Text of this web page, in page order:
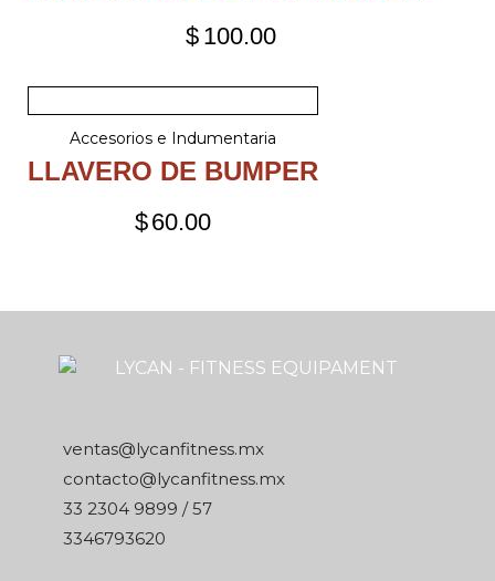
$ 100.00
Accesorios e Indumentaria
LLAVERO DE BUMPER
$60.00
xm.ssentifnacyl@satnev
xm.ssentifnacyl@otcatnoc
75 / 9989 4032 33
0263976433